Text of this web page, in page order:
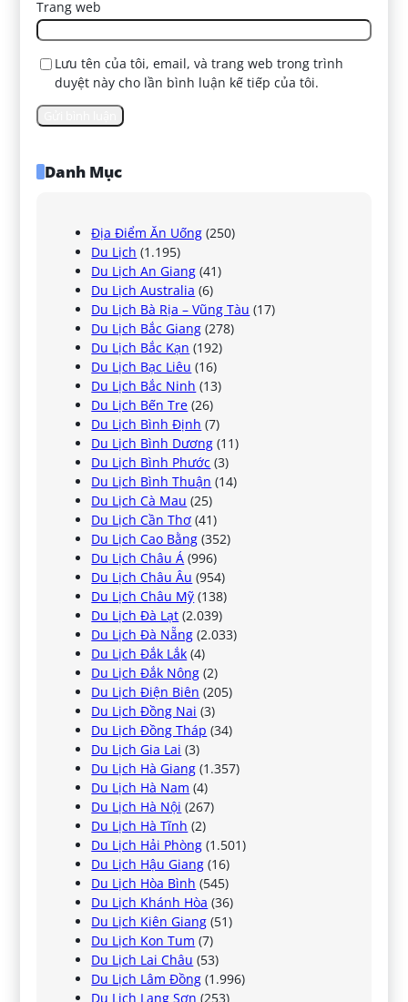
Trang web
Lưu tên của tôi, email, và trang web trong trình
duyệt này cho lần bình luận kế tiếp của tôi.
Danh Mục
Địa Điểm Ăn Uống (250)
Du Lịch (1.195)
Du Lịch An Giang (41)
Du Lịch Australia (6)
Du Lịch Bà Rịa – Vũng Tàu (17)
Du Lịch Bắc Giang (278)
Du Lịch Bắc Kạn (192)
Du Lịch Bạc Liêu (16)
Du Lịch Bắc Ninh (13)
Du Lịch Bến Tre (26)
Du Lịch Bình Định (7)
Du Lịch Bình Dương (11)
Du Lịch Bình Phước (3)
Du Lịch Bình Thuận (14)
Du Lịch Cà Mau (25)
Du Lịch Cần Thơ (41)
Du Lịch Cao Bằng (352)
Du Lịch Châu Á (996)
Du Lịch Châu Âu (954)
Du Lịch Châu Mỹ (138)
Du Lịch Đà Lạt (2.039)
Du Lịch Đà Nẵng (2.033)
Du Lịch Đắk Lắk (4)
Du Lịch Đắk Nông (2)
Du Lịch Điện Biên (205)
Du Lịch Đồng Nai (3)
Du Lịch Đồng Tháp (34)
Du Lịch Gia Lai (3)
Du Lịch Hà Giang (1.357)
Du Lịch Hà Nam (4)
Du Lịch Hà Nội (267)
Du Lịch Hà Tĩnh (2)
Du Lịch Hải Phòng (1.501)
Du Lịch Hậu Giang (16)
Du Lịch Hòa Bình (545)
Du Lịch Khánh Hòa (36)
Du Lịch Kiên Giang (51)
Du Lịch Kon Tum (7)
Du Lịch Lai Châu (53)
Du Lịch Lâm Đồng (1.996)
Du Lịch Lạng Sơn (253)